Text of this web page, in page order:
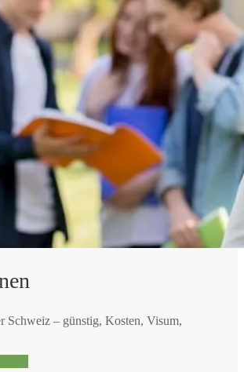
Schweiz – günstig, Kosten, Visum,